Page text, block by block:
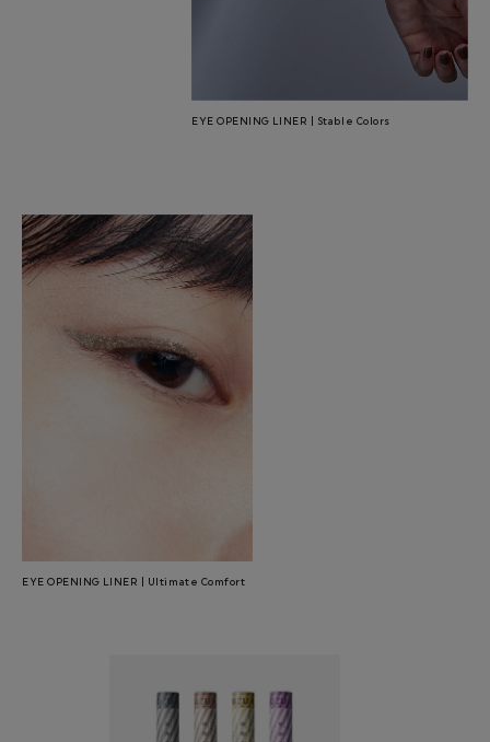
EYE OPENING LINER | Stable Colors
EYE OPENING LINER | Ultimate Comfort